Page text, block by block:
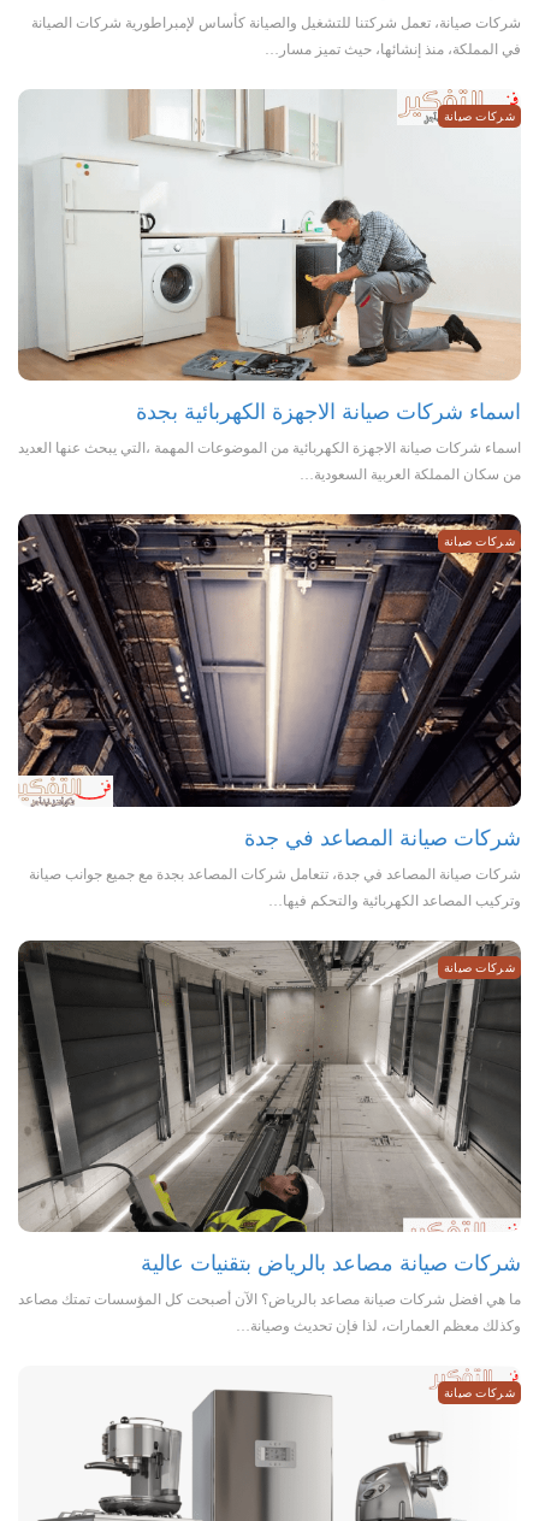
شركات صيانة، تعمل شركتنا للتشغيل والصيانة كأساس لإمبراطورية شركات الصيانة
في المملكة، منذ إنشائها، حيث تميز مسار…
شركات صيانة
اسماء شركات صيانة الاجهزة الكهربائية بجدة
اسماء شركات صيانة الاجهزة الكهربائية من الموضوعات المهمة ،التي يبحث عنها العديد
من سكان المملكة العربية السعودية…
شركات صيانة
شركات صيانة المصاعد في جدة
شركات صيانة المصاعد في جدة، تتعامل شركات المصاعد بجدة مع جميع جوانب صيانة
وتركيب المصاعد الكهربائية والتحكم فيها…
شركات صيانة
شركات صيانة مصاعد بالرياض بتقنيات عالية
ما هي افضل شركات صيانة مصاعد بالرياض؟ الآن أصبحت كل المؤسسات تمتك مصاعد
وكذلك معظم العمارات، لذا فإن تحديث وصيانة…
شركات صيانة